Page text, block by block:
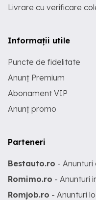
Livrare cu verificare
Informații utile
Puncte de fidelitate
Anunț Premium
Abonament VIP
Anunț promo
Parteneri
Bestauto.ro -
Romimo.ro - Anunturi
Romjob.ro - Anunturi